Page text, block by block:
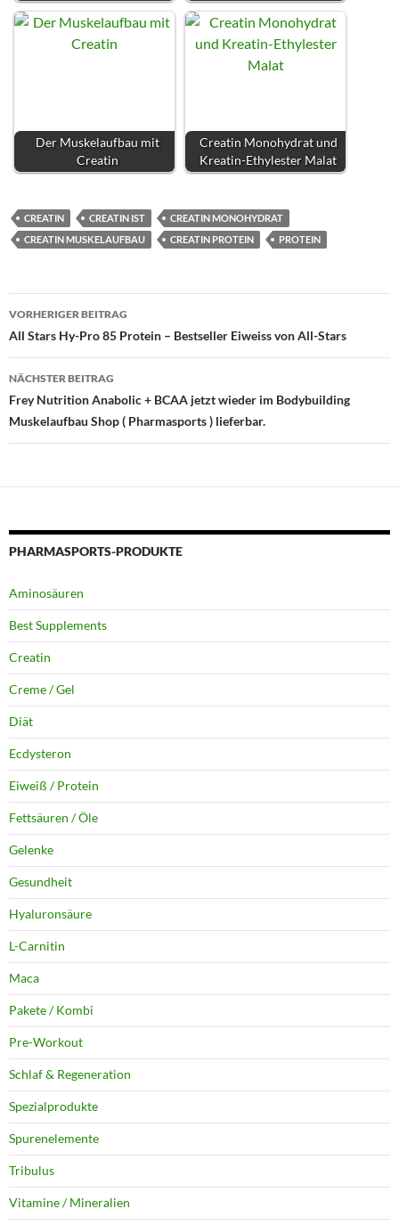
Der Muskelaufbau mit
Creatin
Creatin Monohydrat und
Kreatin-Ethylester Malat
CREATIN CREATIN IST
CREATIN MONOHYDRAT
CREATIN MUSKELAUFBAU
CREATIN PROTEIN PROTEIN
Beitragsnavigation
VORHERIGER BEITRAG
All Stars Hy-Pro 85 Protein – Bestseller Eiweiss von All-Stars
NÄCHSTER BEITRAG
Frey Nutrition Anabolic + BCAA jetzt wieder im Bodybuilding
Muskelaufbau Shop ( Pharmasports ) lieferbar.
PHARMASPORTS-PRODUKTE
Aminosäuren
Best Supplements
Creatin
Creme / Gel
Diät
Ecdysteron
Eiweiß / Protein
Fettsäuren / Öle
Gelenke
Gesundheit
Hyaluronsäure
L-Carnitin
Maca
Pakete / Kombi
Pre-Workout
Schlaf & Regeneration
Spezialprodukte
Spurenelemente
Tribulus
Vitamine / Mineralien